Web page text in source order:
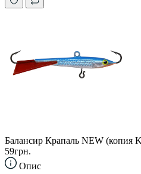
Балансир Крапаль NEW (копия
59грн.
Опис